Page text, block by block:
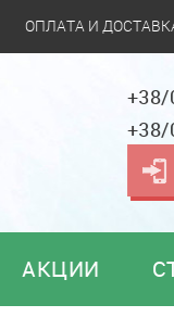
ОПЛАТА И
АКЦИИ